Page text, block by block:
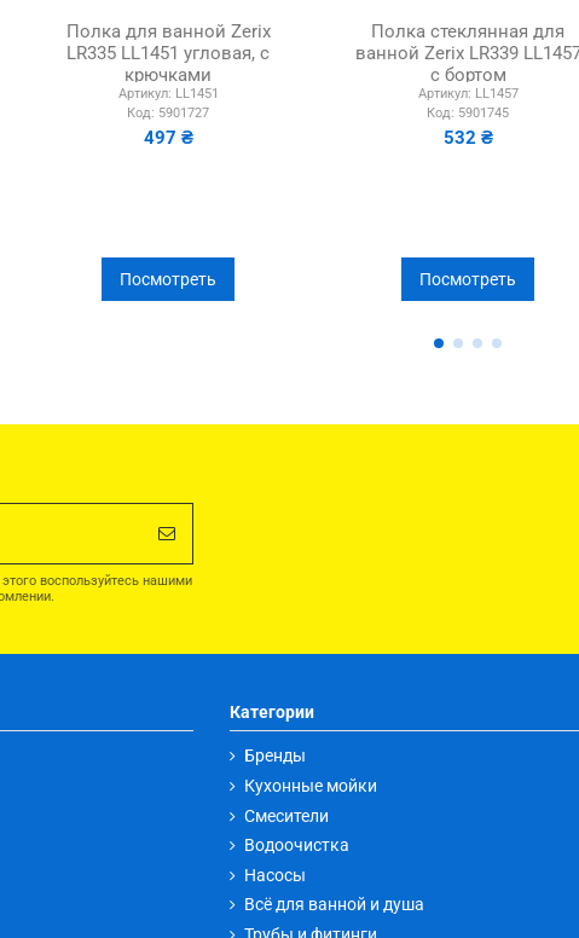
Полка для ванной Zerix
LR335 LL1451 угловая, с
крючками
Артикул: LL1451
Код: 5901727
497 ₴
Посмотреть
Полка стеклянная для
ванной Zerix LR339
с бортом
Артикул: LL1457
Код: 5901745
532 ₴
Посмотреть
воспользуйтесь нашими
Категории
Бренды
Кухонные мойки
Смесители
Водоочистка
Насосы
Всё для ванной и душа